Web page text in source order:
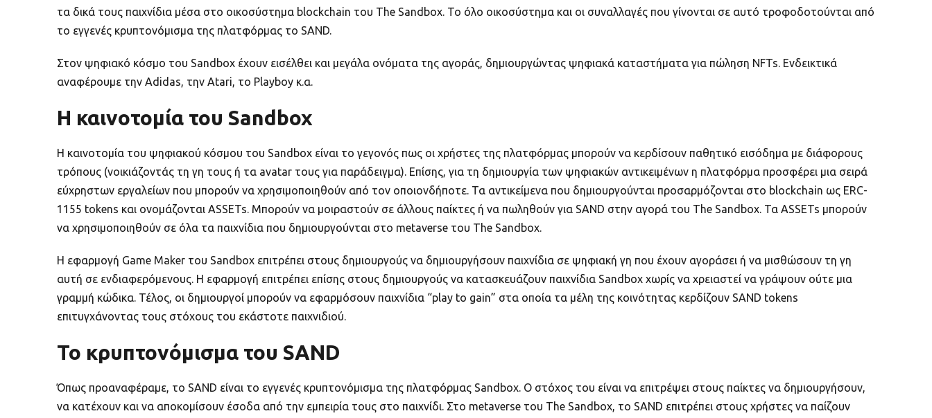
τα δικά τους παιχνίδια μέσα στο οικοσύστημα blockchain του The Sandbox. Το όλο οικοσύστημα και οι συναλλαγές που γίνονται σε αυτό τροφοδοτούνται από
το εγγενές κρυπτονόμισμα της πλατφόρμας το SAND.
Στον ψηφιακό κόσμο του Sandbox έχουν εισέλθει και μεγάλα ονόματα της αγοράς, δημιουργώντας ψηφιακά καταστήματα για πώληση NFTs. Ενδεικτικά
αναφέρουμε την Adidas, την Atari, το Playboy κ.α.
Η καινοτομία του Sandbox
Η καινοτομία του ψηφιακού κόσμου του Sandbox είναι το γεγονός πως οι χρήστες της πλατφόρμας μπορούν να κερδίσουν παθητικό εισόδημα με διάφορους
τρόπους (νοικιάζοντάς τη γη τους ή τα avatar τους για παράδειγμα). Επίσης, για τη δημιουργία των ψηφιακών αντικειμένων η πλατφόρμα προσφέρει μια σειρά
εύχρηστων εργαλείων που μπορούν να χρησιμοποιηθούν από τον οποιονδήποτε. Τα αντικείμενα που δημιουργούνται προσαρμόζονται στο blockchain ως ERC-
1155 tokens και ονομάζονται ASSETs. Μπορούν να μοιραστούν σε άλλους παίκτες ή να πωληθούν για SAND στην αγορά του The Sandbox. Τα ASSETs μπορούν
να χρησιμοποιηθούν σε όλα τα παιχνίδια που δημιουργούνται στο metaverse του The Sandbox.
Η εφαρμογή Game Maker του Sandbox επιτρέπει στους δημιουργούς να δημιουργήσουν παιχνίδια σε ψηφιακή γη που έχουν αγοράσει ή να μισθώσουν τη γη
αυτή σε ενδιαφερόμενους. Η εφαρμογή επιτρέπει επίσης στους δημιουργούς να κατασκευάζουν παιχνίδια Sandbox χωρίς να χρειαστεί να γράψουν ούτε μια
γραμμή κώδικα. Τέλος, οι δημιουργοί μπορούν να εφαρμόσουν παιχνίδια “play to gain” στα οποία τα μέλη της κοινότητας κερδίζουν SAND tokens
επιτυγχάνοντας τους στόχους του εκάστοτε παιχνιδιού.
Το κρυπτονόμισμα του SAND
Όπως προαναφέραμε, το SAND είναι το εγγενές κρυπτονόμισμα της πλατφόρμας Sandbox. Ο στόχος του είναι να επιτρέψει στους παίκτες να δημιουργήσουν,
να κατέχουν και να αποκομίσουν έσοδα από την εμπειρία τους στο παιχνίδι. Στο metaverse του The Sandbox, το SAND επιτρέπει στους χρήστες να παίζουν